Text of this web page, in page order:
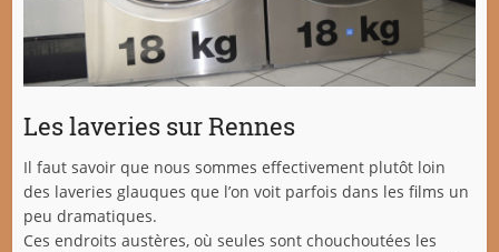
Les laveries sur Rennes
Il faut savoir que nous sommes effectivement plutôt loin
des laveries glauques que l’on voit parfois dans les films un
peu dramatiques.
Ces endroits austères, où seules sont chouchoutées les